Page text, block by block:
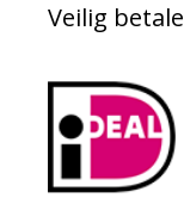
Veilig